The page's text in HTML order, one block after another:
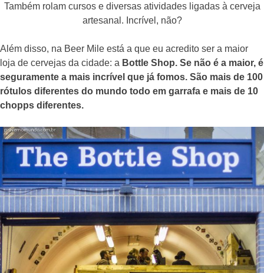
Também rolam cursos e diversas atividades ligadas à cerveja
artesanal. Incrível, não?
Além disso, na Beer Mile está a que eu acredito ser a maior
loja de cervejas da cidade: a Bottle Shop. Se não é a maior, é
seguramente a mais incrível que já fomos. São mais de 100
rótulos diferentes do mundo todo em garrafa e mais de 10
chopps diferentes.